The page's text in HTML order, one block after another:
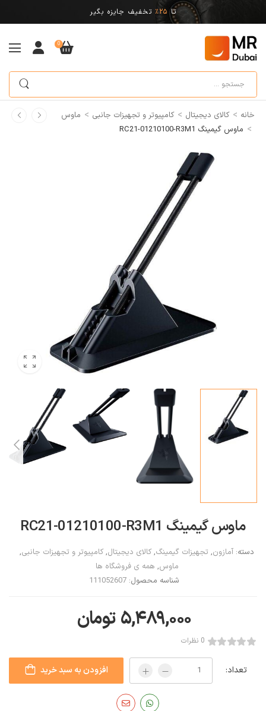
تا 25% تخفیف جایزه بگیر
0
خانه > کالای دیجیتال > کامپیوتر و تجهیزات جانبی > ماوس
> ماوس گیمینگ ‎RC21-01210100-R3M1
ماوس گیمینگ ‎RC21-01210100-R3M1
دسته: آمازون, تجهیزات گیمینگ,کالای دیجیتال,کامپیوتر و تجهیزات جانبی,
ماوس, همه ی فروشگاه ها
شناسه محصول:111052607
۵,۴۸۹,۰۰۰ تومان
0 نظرات
تعداد: افزودن به سبد خرید